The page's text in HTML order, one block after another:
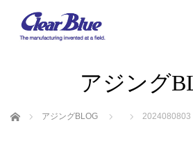
アジング
ホーム アジングBLOG 2024080803